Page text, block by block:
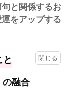
と関係するお
をアップする
と
の融合